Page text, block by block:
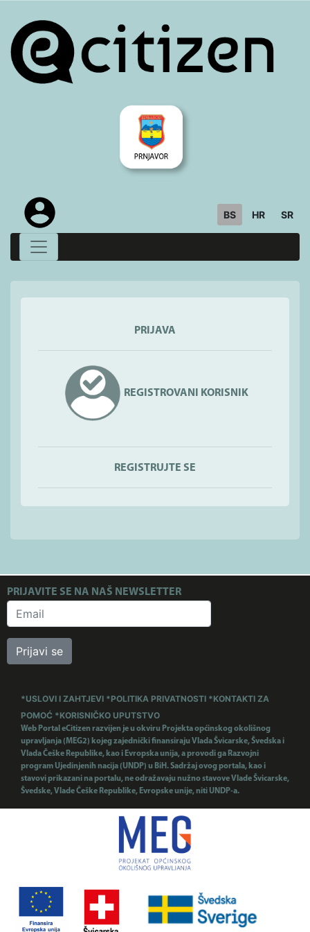
BS HR SR
PRIJAVA
REGISTROVANI KORISNIK
REGISTRUJTE SE
PRIJAVITE SE NA NAŠ NEWSLETTER
Prijavi se
*USLOVI I ZAHTJEVI *POLITIKA PRIVATNOSTI *KONTAKTI ZA
POMOĆ *KORISNIČKO UPUTSTVO
Web Portal eCitizen razvijen je u okviru Projekta općinskog okolišnog
upravljanja (MEG2) kojeg zajednički finansiraju Vlada Švicarske, Švedska i
Vlada Češke Republike, kao i Evropska unija, a provodi ga Razvojni
program Ujedinjenih nacija (UNDP) u BiH. Sadržaj ovog portala, kao i
stavovi prikazani na portalu, ne odražavaju nužno stavove Vlade Švicarske,
Švedske, Vlade Češke Republike, Evropske unije, niti UNDP-a.